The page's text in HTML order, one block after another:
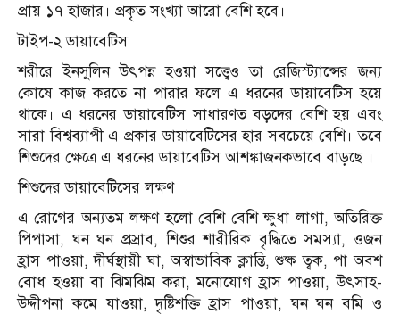
প্রায় ১৭ হাজার। প্রকৃত সংখ্যা আরো বেশি হবে।
টাইপ-২ ডায়াবেটিস
শরীরে ইনসুলিন উৎপন্ন হওয়া সত্ত্বেও তা রেজিস্ট্যান্সের জন্য
কোষে কাজ করতে না পারার ফলে এ ধরনের ডায়াবেটিস হয়ে
থাকে। এ ধরনের ডায়াবেটিস সাধারণত বড়দের বেশি হয় এবং
সারা বিশ্বব্যাপী এ প্রকার ডায়াবেটিসের হার সবচেয়ে বেশি। তবে
শিশুদের ক্ষেত্রে এ ধরনের ডায়াবেটিস আশঙ্কাজনকভাবে বাড়ছে ।
শিশুদের ডায়াবেটিসের লক্ষণ
এ রোগের অন্যতম লক্ষণ হলো বেশি বেশি ক্ষুধা লাগা, অতিরিক্ত
পিপাসা, ঘন ঘন প্রস্রাব, শিশুর শারীরিক বৃদ্ধিতে সমস্যা, ওজন
হ্রাস পাওয়া, দীর্ঘস্থায়ী ঘা, অস্বাভাবিক ক্লান্তি, শুষ্ক ত্বক, পা অবশ
বোধ হওয়া বা ঝিমঝিম করা, মনোযোগ হ্রাস পাওয়া, উৎসাহ-
উদ্দীপনা কমে যাওয়া, দৃষ্টিশক্তি হ্রাস পাওয়া, ঘন ঘন বমি ও